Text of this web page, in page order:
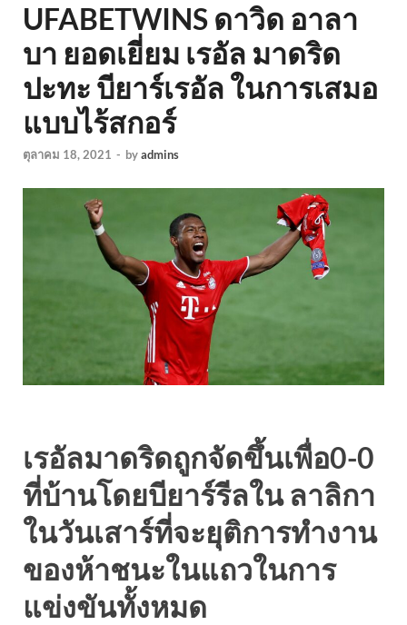
UFABETWINS ดาวิด อาลา
บา ยอดเยี่ยม เรอัล มาดริด
ปะทะ บียาร์เรอัล ในการเสมอ
แบบไร้สกอร์
ตุลาคม 18, 2021 - byadmins
เรอัลมาดริดถูกจัดขึ้นเพื่อ0-0
ที่บ้านโดยบียาร์รีลใน ลาลิกา
ในวันเสาร์ที่จะยุติการทำงาน
ของห้าชนะในแถวในการ
แข่งขันทั้งหมด